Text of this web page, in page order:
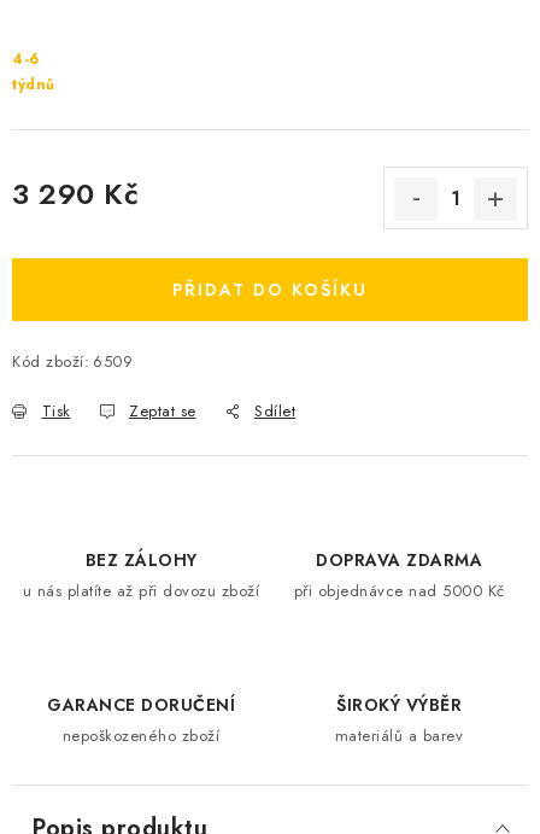
4-6
týdnů
3 290 Kč
PŘIDAT DO KOŠÍKU
Kód zboží: 6509
Tisk Zeptat se Sdílet
BEZ ZÁLOHY
u nás platíte až při dovozu zboží
DOPRAVA ZDARMA
při objednávce nad 5000 Kč
GARANCE DORUČENÍ
nepoškozeného zboží
ŠIROKÝ VÝBĚR
materiálů a barev